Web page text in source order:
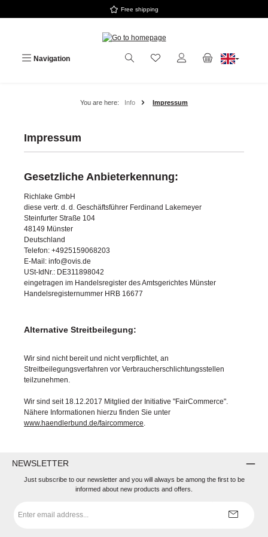
Free shipping
Navigation
You are here: Info Impressum
Impressum
Gesetzliche Anbieterkennung:
Richlake GmbH
diese vertr. d. d. Geschäftsführer Ferdinand Lakemeyer
Steinfurter Straße 104
48149 Münster
Deutschland
Telefon: +4925159068203
E-Mail: info@ovis.de
USt-IdNr.: DE311898042
eingetragen im Handelsregister des Amtsgerichtes Münster
Handelsregisternummer HRB 16677
Alternative Streitbeilegung:
Wir sind nicht bereit und nicht verpflichtet, an
Streitbeilegungsverfahren vor Verbraucherschlichtungsstellen
teilzunehmen.
Wir sind seit 18.12.2017 Mitglied der Initiative "FairCommerce".
Nähere Informationen hierzu finden Sie unter
www.haendlerbund.de/faircommerce.
NEWSLETTER
Just subscribe to our newsletter and you will always be among the first to be
informed about new products and offers.
address